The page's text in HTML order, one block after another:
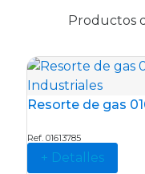
Productos
Resorte de gas
+ Detalles
Ref. 01613785